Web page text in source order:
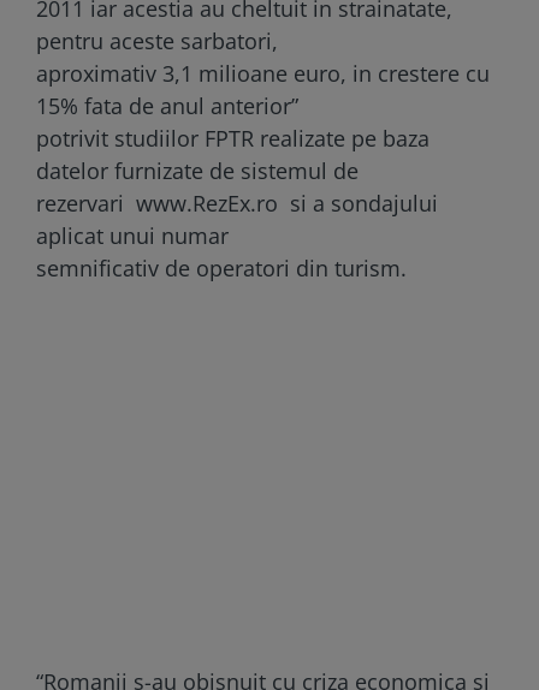
2011 iar acestia au cheltuit in strainatate,
pentru aceste sarbatori,
aproximativ 3,1 milioane euro, in crestere cu
15% fata de anul anterior”
potrivit studiilor FPTR realizate pe baza
datelor furnizate de sistemul de
rezervari www.RezEx.ro si a sondajului
aplicat unui numar
semnificativ de operatori din turism.
“Romanii s-au obisnuit cu criza economica si